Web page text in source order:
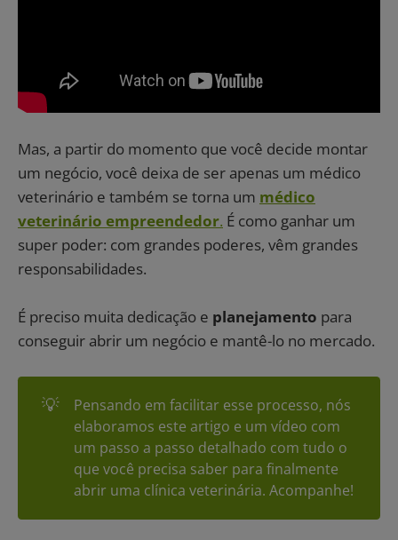
Mas, a partir do momento que você decide montar
um negócio, você deixa de ser apenas um médico
veterinário e também se torna um médico
veterinário empreendedor. É como ganhar um
super poder: com grandes poderes, vêm grandes
responsabilidades.
É preciso muita dedicação e planejamento para
conseguir abrir um negócio e mantê-lo no mercado.
💡
Pensando em facilitar esse processo, nós
elaboramos este artigo e um vídeo com
um passo a passo detalhado com tudo o
que você precisa saber para finalmente
abrir uma clínica veterinária. Acompanhe!